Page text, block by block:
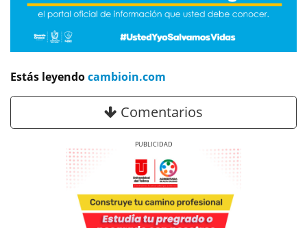
Estás leyendocambioin.com
Comentarios